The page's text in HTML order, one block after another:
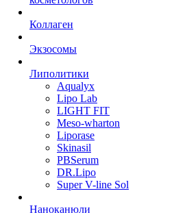
Коллаген
Экзосомы
Липолитики
Aqualyx
Lipo Lab
LIGHT FIT
Meso-wharton
Liporase
Skinasil
PBSerum
DR.Lipo
Super V-line Sol
Наноканюли